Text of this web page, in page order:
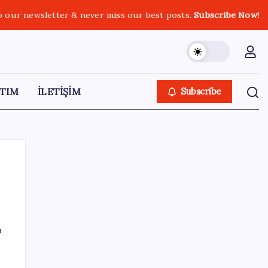
our newsletter & never miss our best posts.Subscribe Now!
İLETİŞİM Subscribe